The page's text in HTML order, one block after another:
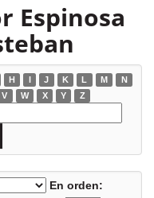
Espinosa
H I J K L M
N
V W X Y Z
En orden: